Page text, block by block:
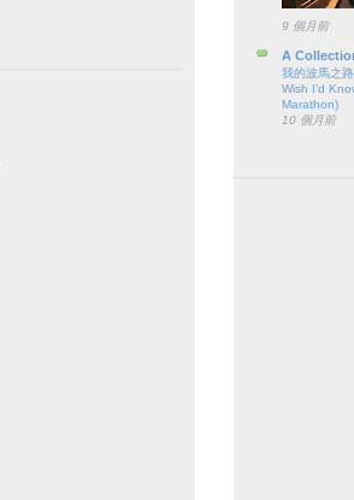
9 個月前
A
我的波馬之
Wish I’d
Marathon)
10 個月前